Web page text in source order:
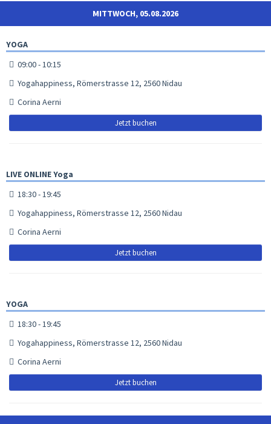
MITTWOCH, 05.08.2026
YOGA
09:00 - 10:15
Yogahappiness, Römerstrasse 12, 2560 Nidau
Corina Aerni
Jetzt buchen
LIVE ONLINE Yoga
18:30 - 19:45
Yogahappiness, Römerstrasse 12, 2560 Nidau
Corina Aerni
Jetzt buchen
YOGA
18:30 - 19:45
Yogahappiness, Römerstrasse 12, 2560 Nidau
Corina Aerni
Jetzt buchen